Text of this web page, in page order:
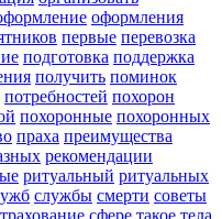
оформления
первые перевозка
подготовка поддержка
получить поминок
потребностей похорон
похоронные похоронных
праха преимущества
рекомендации
ритуальный ритуальных
службы смерти советы
сфере такое тела